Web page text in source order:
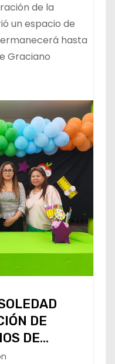
de la
un espacio de
hasta
Graciano
DE
DE
1 Y 2”